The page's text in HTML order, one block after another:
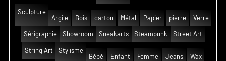
Sculpture
Argile
Bois carton Métal Papier pierre Verre
Sérigraphie Showroom Sneakarts Steampunk Street Art
String Art
Stylisme
Bébé
Enfant Femme Jeans Wax